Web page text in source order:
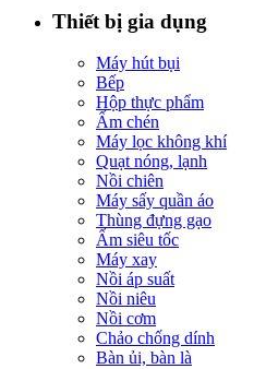
Thiết bị gia dụng
Máy hút bụi
Bếp
Hộp thực phẩm
Ấm chén
Máy lọc không khí
Quạt nóng, lạnh
Nồi chiên
Máy sấy quần áo
Thùng đựng gạo
Ấm siêu tốc
Máy xay
Nồi áp suất
Nồi niêu
Nồi cơm
Chảo chống dính
Bàn ủi, bàn là